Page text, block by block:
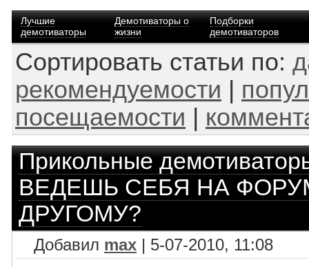
Лучшие
демотиваторы
Демотиваторы о
жизни
Подборки
демотиваторов
Сортировать статьи по:
рекомендуемости
посещаемости
Прикольные
ВЕДЕШЬ СЕБЯ НА
ДРУГОМУ?
Добавил max | 5-07-2010, 11:08